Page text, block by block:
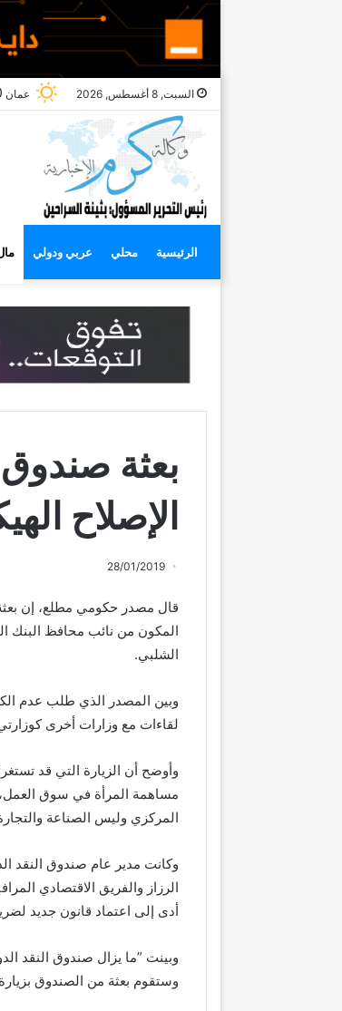
السبت, 8 أغسطس, 2026 عمان
الرئيسية محلي عربي ودولي
بعثة
الإصلاح
28/01/2019
قال مصدر حكومي مطلع، إن
المكون من نائب محافظ البنك
الشلبي.
وبین المصدر الذي طلب عدم
لقاءات مع وزارات أخرى
وأوضح أن الزیارة التي قد
مساھمة المرأة في سوق
المركزي ولیس الصناعة
وكانت مدیر عام صندوق النقد
الرزاز والفریق الاقتصادي
أدى إلى اعتماد قانون جدید
وبینت ”ما یزال صندوق النقد
وستقوم بعثة من الصندوق بزیارة